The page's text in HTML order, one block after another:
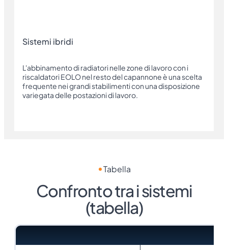
Sistemi ibridi
L'abbinamento di radiatori nelle zone di lavoro con i
riscaldatori EOLO nel resto del capannone è una scelta
frequente nei grandi stabilimenti con una disposizione
variegata delle postazioni di lavoro.
Tabella
Confronto tra i sistemi
(tabella)